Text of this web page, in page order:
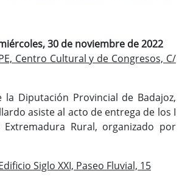
30 de noviembre de 2022
Centro Cultural y de Congresos, C/
la Diputación Provincial de Badajoz,
asiste al acto de entrega de los I
Extremadura Rural, organizado por
Siglo XXI, Paseo Fluvial, 15